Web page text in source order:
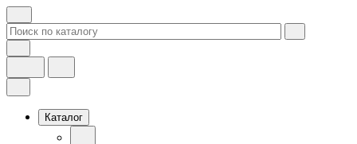
Каталог